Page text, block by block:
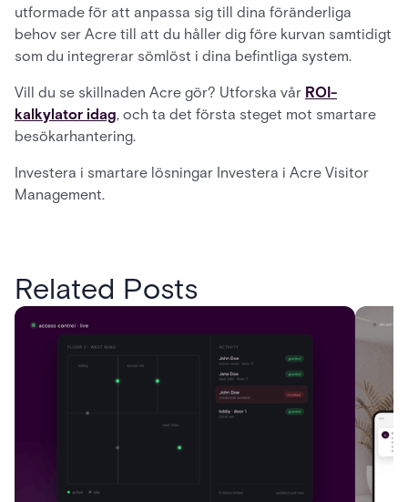
utformade för att anpassa sig till dina föränderliga
behov ser Acre till att du håller dig före kurvan samtidigt
som du integrerar sömlöst i dina befintliga system.
Vill du se skillnaden Acre gör? Utforska vår ROI-
kalkylator idag, och ta det första steget mot smartare
besökarhantering.
Investera i smartare lösningar Investera i Acre Visitor
Management.
Related Posts